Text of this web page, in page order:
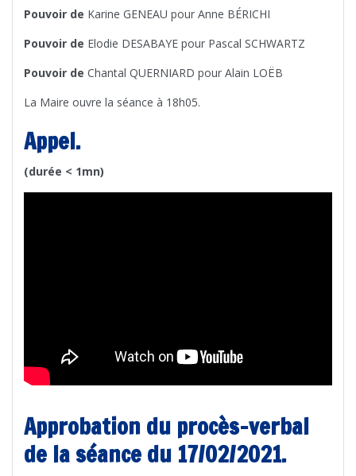
Pouvoir de Karine GENEAU pour Anne BÉRICHI
Pouvoir de Elodie DESABAYE pour Pascal SCHWARTZ
Pouvoir de Chantal QUERNIARD pour Alain LOËB
La Maire ouvre la séance à 18h05.
Appel.
(durée < 1mn)
Approbation du procès-verbal
de la séance du 17/02/2021.